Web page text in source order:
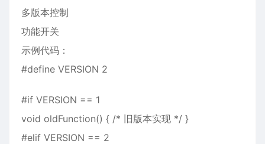
多版本控制
功能开关
示例代码：
#define VERSION 2
#if VERSION == 1
void oldFunction() { /* 旧版本实现 */ }
#elif VERSION == 2